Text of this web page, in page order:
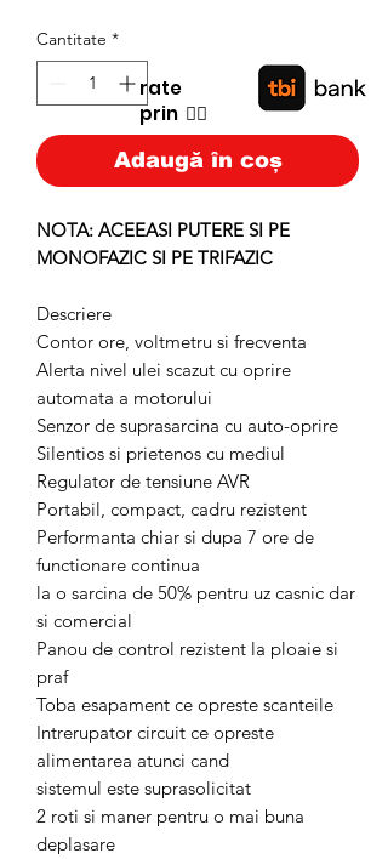
Cantitate *
Adaugă în coș
NOTA: ACEEASI PUTERE SI PE
MONOFAZIC SI PE TRIFAZIC
Descriere
Contor ore, voltmetru si frecventa
Alerta nivel ulei scazut cu oprire
automata a motorului
Senzor de suprasarcina cu auto-oprire
Silentios si prietenos cu mediul
Regulator de tensiune AVR
Portabil, compact, cadru rezistent
Performanta chiar si dupa 7 ore de
functionare continua
la o sarcina de 50% pentru uz casnic dar
si comercial
Panou de control rezistent la ploaie si
praf
Toba esapament ce opreste scanteile
Intrerupator circuit ce opreste
alimentarea atunci cand
sistemul este suprasolicitat
2 roti si maner pentru o mai buna
deplasare
rate
prin 👉🏿